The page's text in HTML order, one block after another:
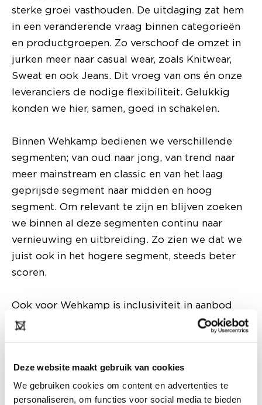
Deze website maakt gebruik van cookies
We gebruiken cookies om content en advertenties te
personaliseren, om functies voor social media te bieden
sterke groei vasthouden. De uitdaging zat hem
in een veranderende vraag binnen categorieën
en productgroepen. Zo verschoof de omzet in
jurken meer naar casual wear, zoals Knitwear,
Sweat en ook Jeans. Dit vroeg van ons én onze
leveranciers de nodige flexibiliteit. Gelukkig
konden we hier, samen, goed in schakelen.
Binnen Wehkamp bedienen we verschillende
segmenten; van oud naar jong, van trend naar
meer mainstream en classic en van het laag
geprijsde segment naar midden en hoog
segment. Om relevant te zijn en blijven zoeken
we binnen al deze segmenten continu naar
vernieuwing en uitbreiding. Zo zien we dat we
juist ook in het hogere segment, steeds beter
scoren.
Ook voor Wehkamp is inclusiviteit in aanbod
belangrijk. Daarom ben ik dit keer op zoek naar
uitbreiding in de maatrange. We zien daarom
gaan brengen en willen uitdragen dat elke
vrouw er mooi uit kan zien, ongeacht haar